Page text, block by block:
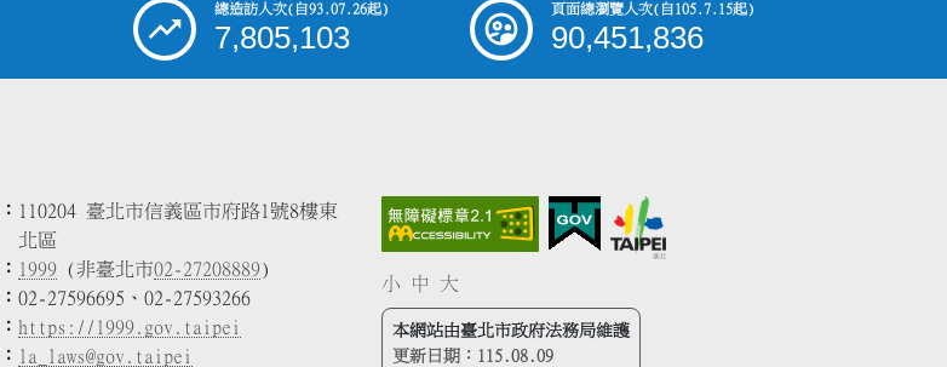
總造訪人次(自93.07.26起)
7,805,103
頁面總瀏覽人次(自105.7.15起)
90,451,836
110204 臺北市信義區市府路1號8樓東
北區
1999 (非臺北市02-27208889)
02-27596695、02-27593266
https://1999.gov.taipei
la_laws@gov.taipei
小 中 大
本網站由臺北市政府法務局維護
更新日期： 115.08.09